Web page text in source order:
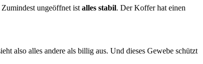
ungeöffnet ist alles stabil. Der Koffer hat einen
also alles andere als billig aus. Und dieses Gewebe schützt